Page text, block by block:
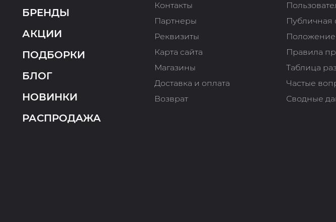
БРЕНДЫ
АКЦИИ
ПОДБОРКИ
БЛОГ
НОВИНКИ
РАСПРОДАЖА
Контакты
Партнеры
Реквизиты
Карта сайта
Магазины
Доставка и оплата
Возврат
Публичная
Положение
Правила
Таблица
Частые
Сводные